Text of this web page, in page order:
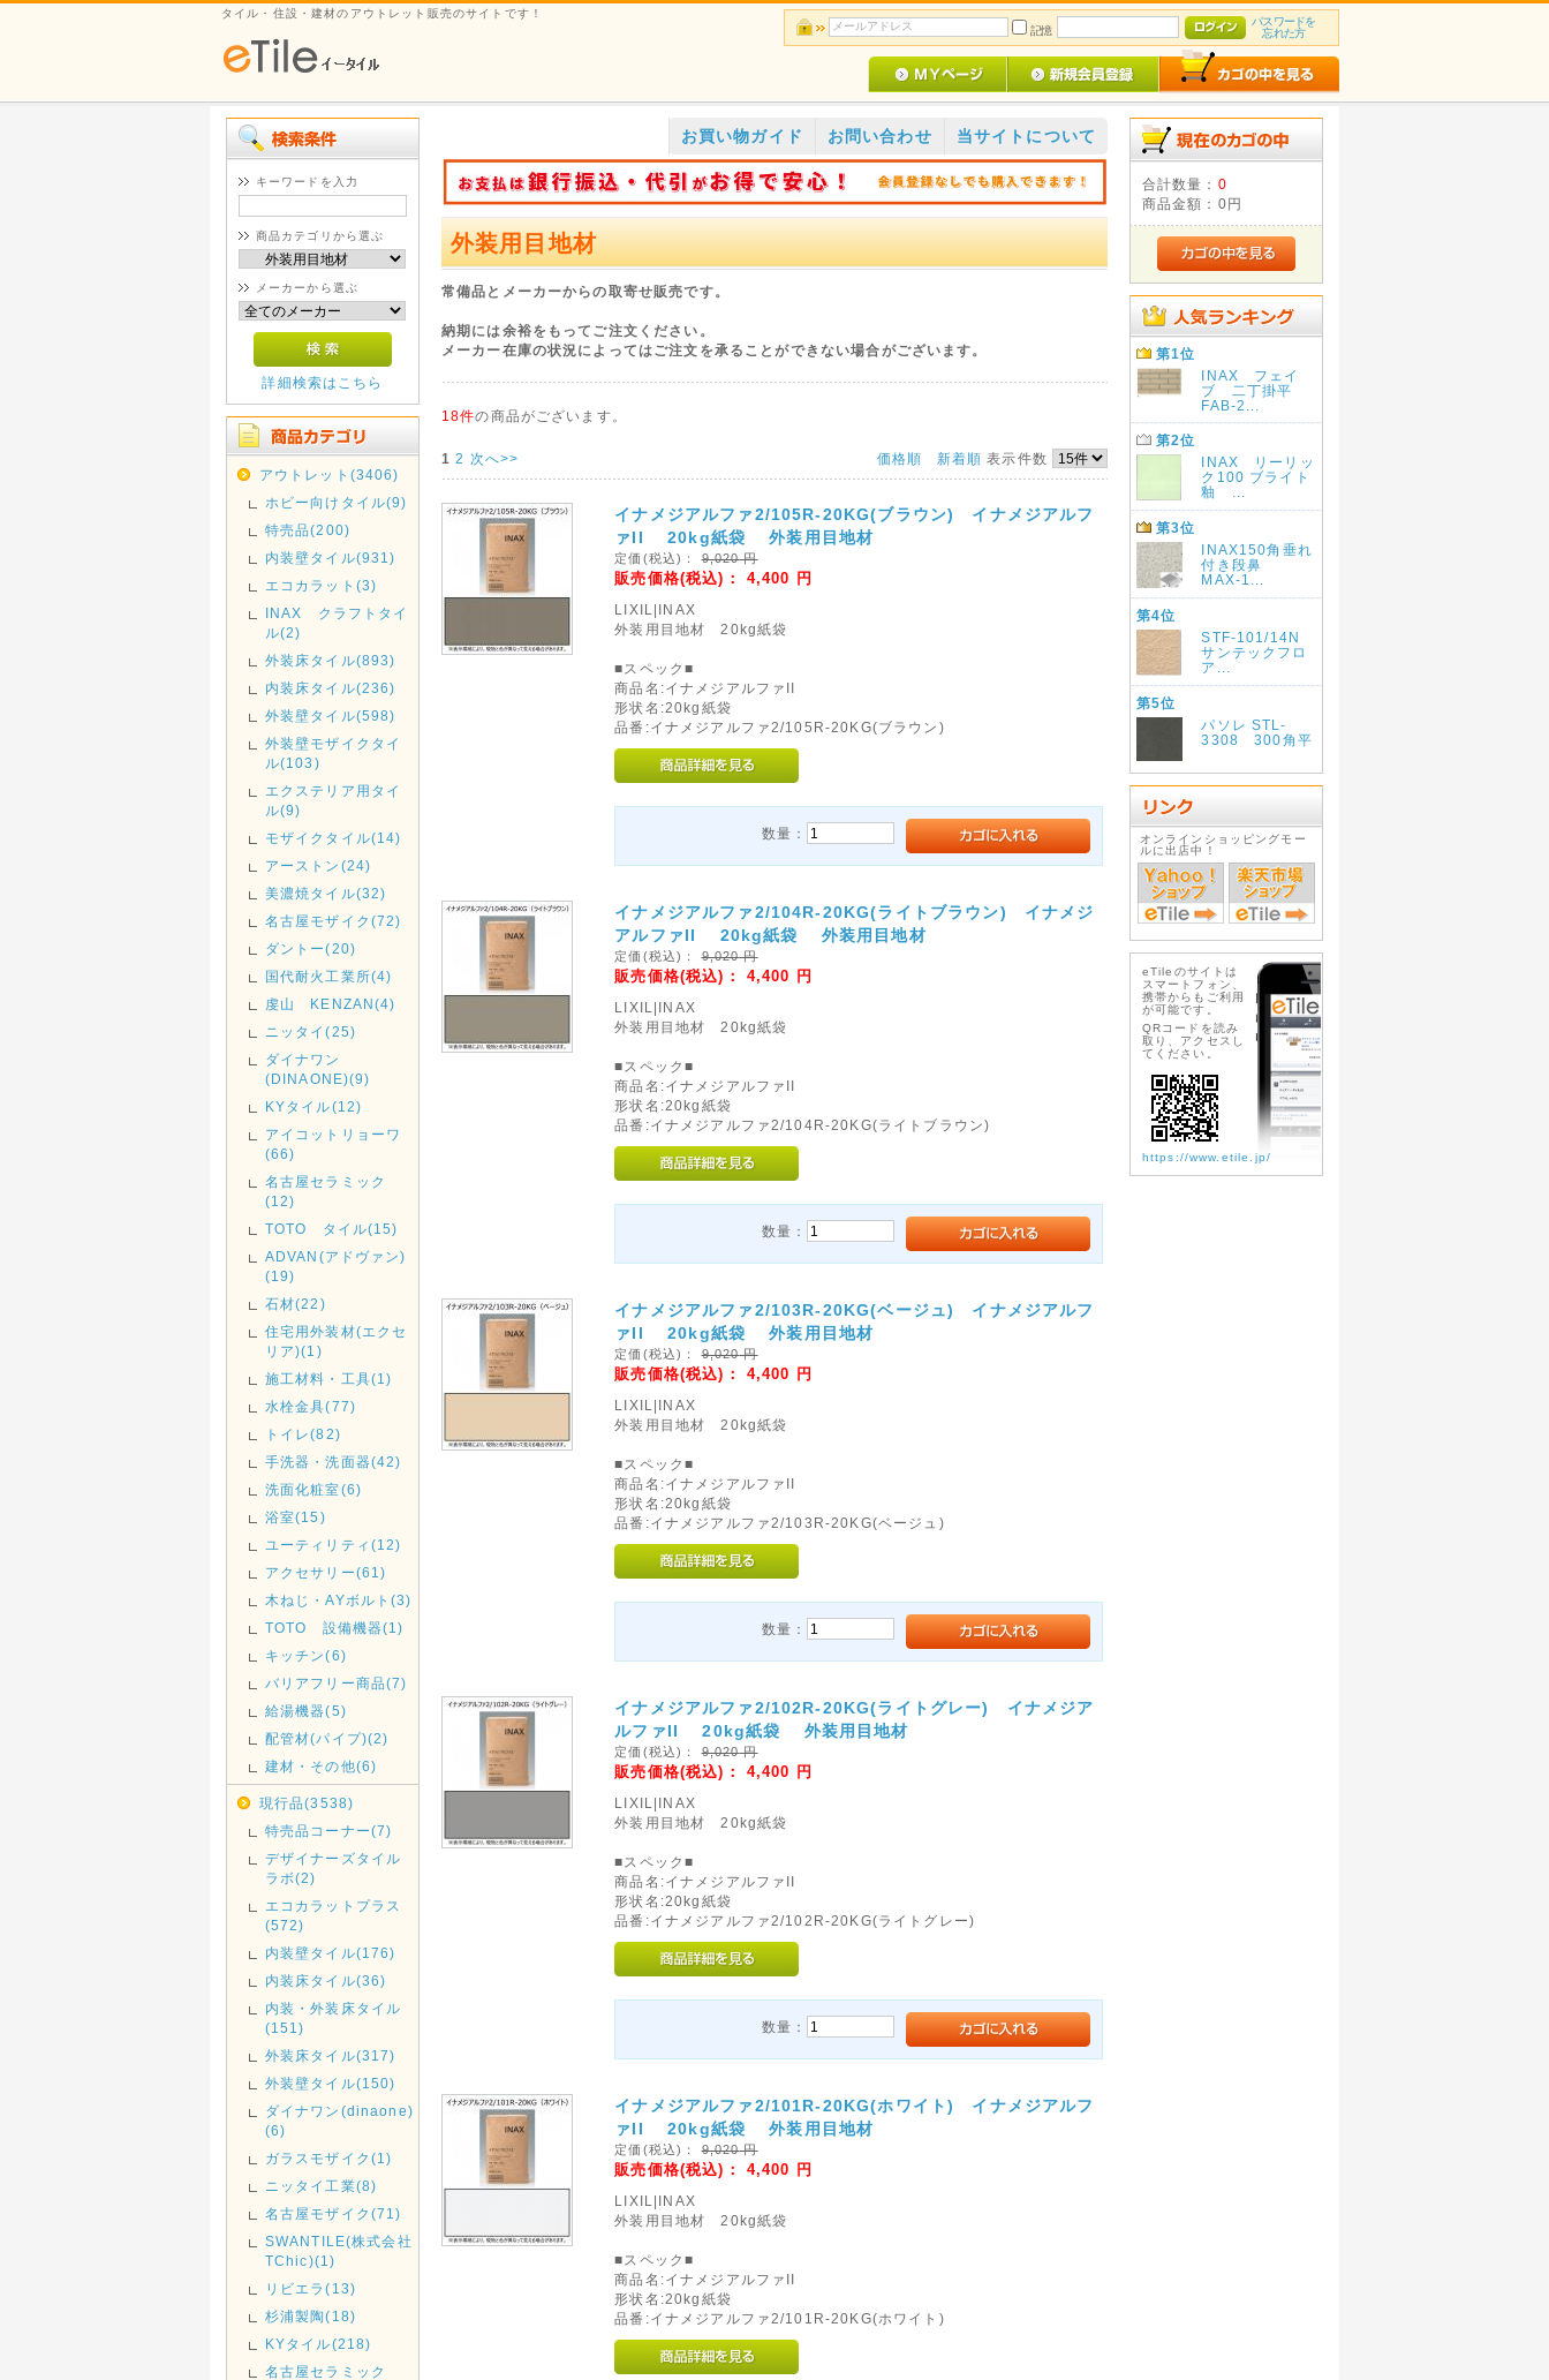
タイル・住設・建材のアウトレット販売のサイトです！
記憶
パスワードを
忘れた方
キーワードを入力
商品カテゴリから選ぶ
メーカーから選ぶ
詳細検索はこちら
アウトレット(3406)
ホビー向けタイル(9)
特売品(200)
内装壁タイル(931)
エコカラット(3)
INAX クラフトタイ
ル(2)
外装床タイル(893)
内装床タイル(236)
外装壁タイル(598)
外装壁モザイクタイ
ル(103)
エクステリア用タイ
ル(9)
モザイクタイル(14)
アーストン(24)
美濃焼タイル(32)
名古屋モザイク(72)
ダントー(20)
国代耐火工業所(4)
虔山 KENZAN(4)
ニッタイ(25)
ダイナワン
(DINAONE)(9)
KYタイル(12)
アイコットリョーワ
(66)
名古屋セラミック
(12)
TOTO タイル(15)
ADVAN(アドヴァン)
(19)
石材(22)
住宅用外装材(エクセ
リア)(1)
施工材料・工具(1)
水栓金具(77)
トイレ(82)
手洗器・洗面器(42)
洗面化粧室(6)
浴室(15)
ユーティリティ(12)
アクセサリー(61)
木ねじ・AYボルト(3)
TOTO 設備機器(1)
キッチン(6)
バリアフリー商品(7)
給湯機器(5)
配管材(パイプ)(2)
建材・その他(6)
現行品(3538)
特売品コーナー(7)
デザイナーズタイル
ラボ(2)
エコカラットプラス
(572)
内装壁タイル(176)
内装床タイル(36)
内装・外装床タイル
(151)
外装床タイル(317)
外装壁タイル(150)
ダイナワン(dinaone)
(6)
ガラスモザイク(1)
ニッタイ工業(8)
名古屋モザイク(71)
SWANTILE(株式会社
TChic)(1)
リビエラ(13)
杉浦製陶(18)
KYタイル(218)
名古屋セラミック
お買い物ガイド お問い合わせ 当サイトについて
外装用目地材
常備品とメーカーからの取寄せ販売です。
納期には余裕をもってご注文ください。
メーカー在庫の状況によってはご注文を承ることができない場合がございます。
18件の商品がございます。
価格順 新着順 表示件数
1 2 次へ>>
イナメジアルファ2/105R-20KG(ブラウン) イナメジアルフ
ァII 20kg紙袋 外装用目地材
定価(税込)：9,020円
販売価格(税込)： 4,400 円
LIXIL|INAX
外装用目地材 20kg紙袋
■スペック■
商品名:イナメジアルファII
形状名:20kg紙袋
品番:イナメジアルファ2/105R-20KG(ブラウン)
数量：
イナメジアルファ2/104R-20KG(ライトブラウン) イナメジ
アルファII 20kg紙袋 外装用目地材
定価(税込)：9,020円
販売価格(税込)： 4,400 円
LIXIL|INAX
外装用目地材 20kg紙袋
■スペック■
商品名:イナメジアルファII
形状名:20kg紙袋
品番:イナメジアルファ2/104R-20KG(ライトブラウン)
数量：
イナメジアルファ2/103R-20KG(ベージュ) イナメジアルフ
ァII 20kg紙袋 外装用目地材
定価(税込)：9,020円
販売価格(税込)： 4,400 円
LIXIL|INAX
外装用目地材 20kg紙袋
■スペック■
商品名:イナメジアルファII
形状名:20kg紙袋
品番:イナメジアルファ2/103R-20KG(ベージュ)
数量：
イナメジアルファ2/102R-20KG(ライトグレー) イナメジア
ルファII 20kg紙袋 外装用目地材
定価(税込)：9,020円
販売価格(税込)： 4,400 円
LIXIL|INAX
外装用目地材 20kg紙袋
■スペック■
商品名:イナメジアルファII
形状名:20kg紙袋
品番:イナメジアルファ2/102R-20KG(ライトグレー)
数量：
イナメジアルファ2/101R-20KG(ホワイト) イナメジアルフ
ァII 20kg紙袋 外装用目地材
定価(税込)：9,020円
販売価格(税込)： 4,400 円
LIXIL|INAX
外装用目地材 20kg紙袋
■スペック■
商品名:イナメジアルファII
形状名:20kg紙袋
品番:イナメジアルファ2/101R-20KG(ホワイト)
合計数量： 0
商品金額： 0円
第1位
INAX フェイ
ブ 二丁掛平
FAB-2...
第2位
INAX リーリッ
ク100 ブライト
釉 ...
第3位
INAX150角垂れ
付き段鼻
MAX-1...
第4位
STF-101/14N
サンテックフロ
ア...
第5位
パソレ STL-
3308 300角平
オンラインショッピングモー
ルに出店中！
eTileのサイトは
スマートフォン、
携帯からもご利用
が可能です。
QRコードを読み
取り、アクセスし
てください。
https://www.etile.jp/